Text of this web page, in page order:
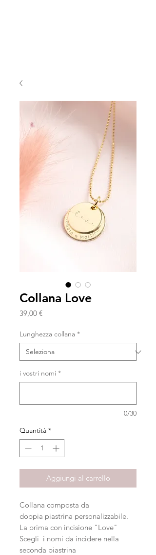
Collana Love
39,00 €Prezzo
Lunghezza collana *
i vostri nomi *
0/30
Quantità *
Aggiungi al carrello
Collana composta da
doppia piastrina personalizzabile.
La prima con incisione "Love"
Scegli i nomi da incidere nella
seconda piastrina